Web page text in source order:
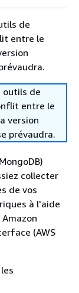
de
entre le
outils de
entre le
version
prévaudra.
collecter
de vos
à l'aide
(AWS